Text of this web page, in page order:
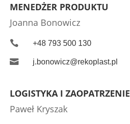
MENEDŻER PRODUKTU
Joanna Bonowicz
 +48 793 500 130
 j.bonowicz@rekoplast.pl
LOGISTYKA I ZAOPATRZENIE
Paweł Kryszak